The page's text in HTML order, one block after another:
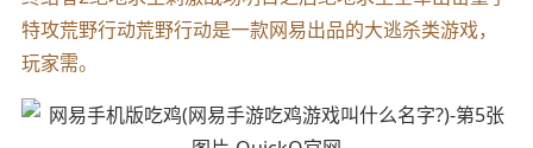
特攻荒野行动荒野行动是一款网易出品的大逃杀类游戏，
玩家需。